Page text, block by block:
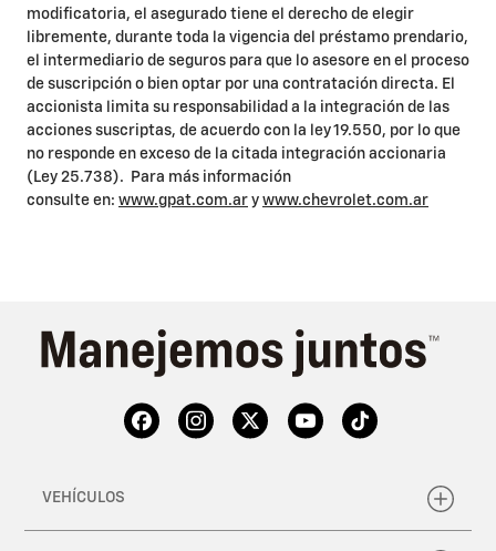
modificatoria, el asegurado tiene el derecho de elegir
libremente, durante toda la vigencia del préstamo prendario,
el intermediario de seguros para que lo asesore en el proceso
de suscripción o bien optar por una contratación directa. El
accionista limita su responsabilidad a la integración de las
acciones suscriptas, de acuerdo con la ley 19.550, por lo que
no responde en exceso de la citada integración accionaria
(Ley 25.738). Para más información
consulte en: www.gpat.com.ar y www.chevrolet.com.ar